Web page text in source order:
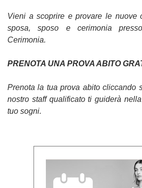
Vieni a scoprire e provare le nuove
sposa, sposo e cerimonia
Cerimonia.
PRENOTA UNA PROVA ABITO
Prenota la tua prova abito cliccando
nostro staff qualificato ti guiderà
tuo sogni.